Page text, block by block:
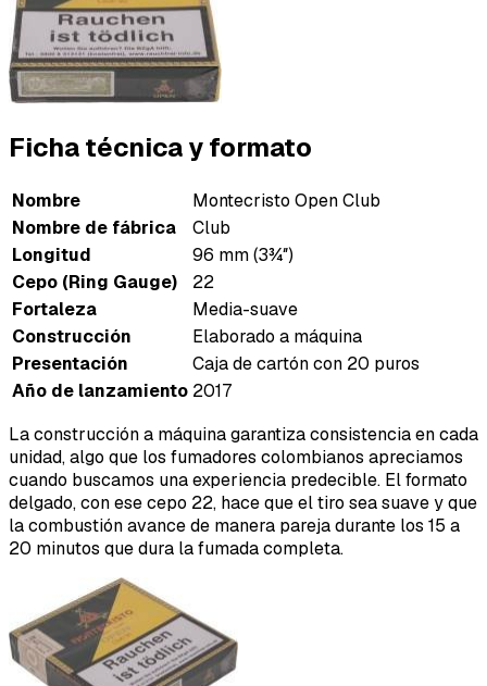
Ficha técnica y formato
Nombre
Montecristo Open Club
Nombre de fábrica
Club
Longitud
96 mm (3¾″)
Cepo (Ring Gauge)
22
Fortaleza
Media-suave
Construcción
Elaborado a máquina
Presentación
Caja de cartón con 20 puros
Año de lanzamiento 2017
La construcción a máquina garantiza consistencia en cada
unidad, algo que los fumadores colombianos apreciamos
cuando buscamos una experiencia predecible. El formato
delgado, con ese cepo 22, hace que el tiro sea suave y que
la combustión avance de manera pareja durante los 15 a
20 minutos que dura la fumada completa.